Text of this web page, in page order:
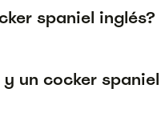
spaniel inglés?
un cocker